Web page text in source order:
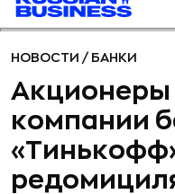
НОВОСТИ / БАНКИ
Акционеры
компании